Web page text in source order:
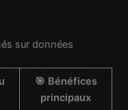
sur données
🎯 Bénéfices
principaux